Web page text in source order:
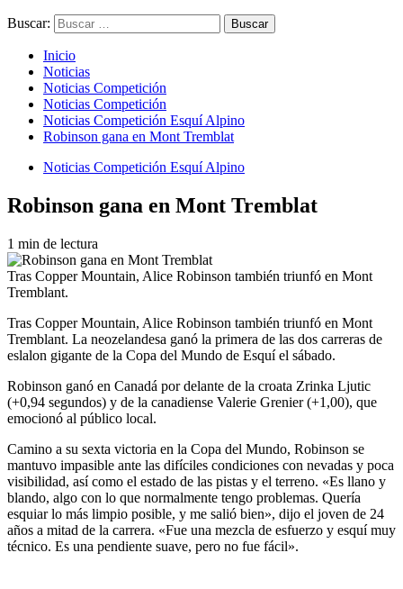
Buscar:
Inicio
Noticias
Noticias Competición
Noticias Competición
Noticias Competición Esquí Alpino
Robinson gana en Mont Tremblat
Noticias Competición Esquí Alpino
Robinson gana en Mont Tremblat
1 min de lectura
Tras Copper Mountain, Alice Robinson también triunfó en Mont
Tremblant.
Tras Copper Mountain, Alice Robinson también triunfó en Mont
Tremblant. La neozelandesa ganó la primera de las dos carreras de
eslalon gigante de la Copa del Mundo de Esquí el sábado.
Robinson ganó en Canadá por delante de la croata Zrinka Ljutic
(+0,94 segundos) y de la canadiense Valerie Grenier (+1,00), que
emocionó al público local.
Camino a su sexta victoria en la Copa del Mundo, Robinson se
mantuvo impasible ante las difíciles condiciones con nevadas y poca
visibilidad, así como el estado de las pistas y el terreno. «Es llano y
blando, algo con lo que normalmente tengo problemas. Quería
esquiar lo más limpio posible, y me salió bien», dijo el joven de 24
años a mitad de la carrera. «Fue una mezcla de esfuerzo y esquí muy
técnico. Es una pendiente suave, pero no fue fácil».